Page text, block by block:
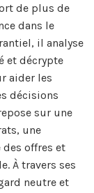
de plus de
dans le
il analyse
et décrypte
aider les
décisions
sur une
une
offres et
À travers ses
neutre et